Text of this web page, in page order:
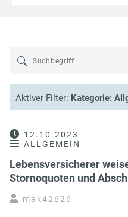
Aktiver Filter: Kategorie:
12.10.2023
ALLGEMEIN
Lebensversicherer
Stornoquoten und
mak42626